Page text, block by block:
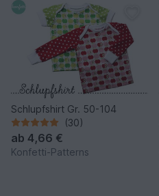
Schlupfshirt Gr. 50-104
(30)
ab 4,66 €
Konfetti-Patterns